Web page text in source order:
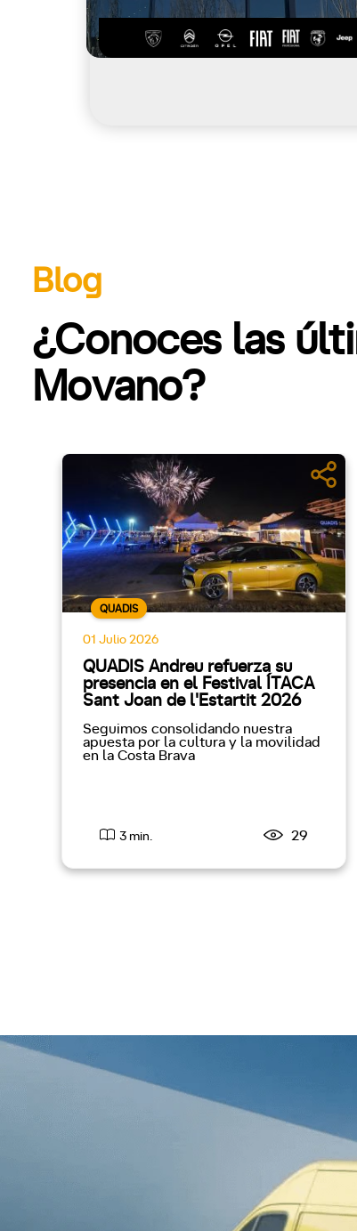
Blog
¿Conoces las
Movano?
QUADIS
01 Julio 2026
QUADIS Andreu refuerza su
presencia en el Festival ÍTACA
Sant Joan de l'Estartit 2026
Seguimos consolidando nuestra
apuesta por la cultura y la movilidad
en la Costa Brava
3 min. 29